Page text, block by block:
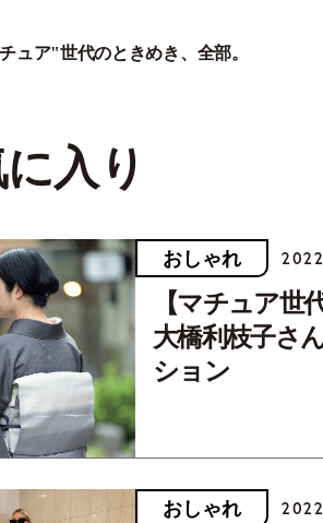
ュア"世代のときめき、全部。
入り
おしゃれ
【マチュア世
大橋利枝子さ
ション
おしゃれ